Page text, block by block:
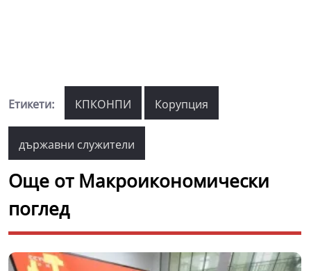
Етикети: КПКОНПИ Корупция
държавни служители
Още от Макроикономически
поглед